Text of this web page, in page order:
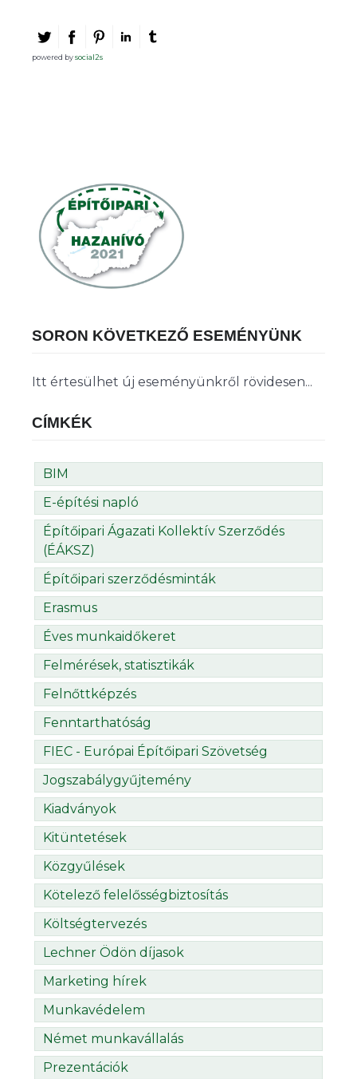
powered bysocial2s
SORON KÖVETKEZŐ ESEMÉNYÜNK
Itt értesülhet új eseményünkről rövidesen...
CÍMKÉK
BIM
E-építési napló
Építőipari Ágazati Kollektív Szerződés
(ÉÁKSZ)
Építőipari szerződésminták
Erasmus
Éves munkaidőkeret
Felmérések, statisztikák
Felnőttképzés
Fenntarthatóság
FIEC - Európai Építőipari Szövetség
Jogszabálygyűjtemény
Kiadványok
Kitüntetések
Közgyűlések
Kötelező felelősségbiztosítás
Költségtervezés
Lechner Ödön díjasok
Marketing hírek
Munkavédelem
Német munkavállalás
Prezentációk